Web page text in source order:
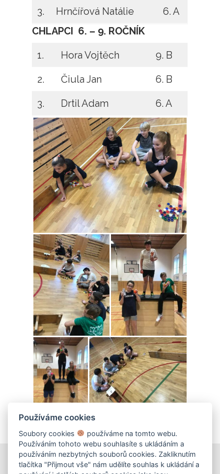
3. Hrnčířová Natálie
6. A
CHLAPCI 6. – 9. ROČNÍK
1. Hora Vojtěch 9. B
2. Čiula Jan 6. B
3. Drtil Adam 6. A
Používáme cookies
Soubory cookies
používáme na tomto webu.
Používáním tohoto webu souhlasíte s ukládáním a
používáním nezbytných souborů cookies. Zakliknutím
tlačítka "Přijmout vše" nám udělíte souhlas k ukládání a